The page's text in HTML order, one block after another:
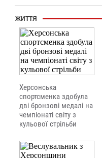
ЖИТТЯ
Херсонська
спортсменка здобула
дві бронзові медалі на
чемпіонаті світу з
кульової стрільби